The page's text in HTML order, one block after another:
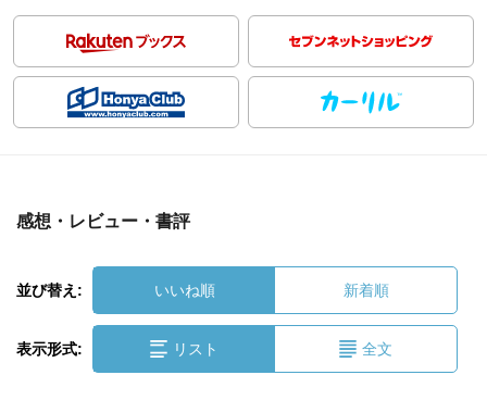
感想・レビュー・書評
並び替え: いいね順 新着順
表示形式: リスト 全文